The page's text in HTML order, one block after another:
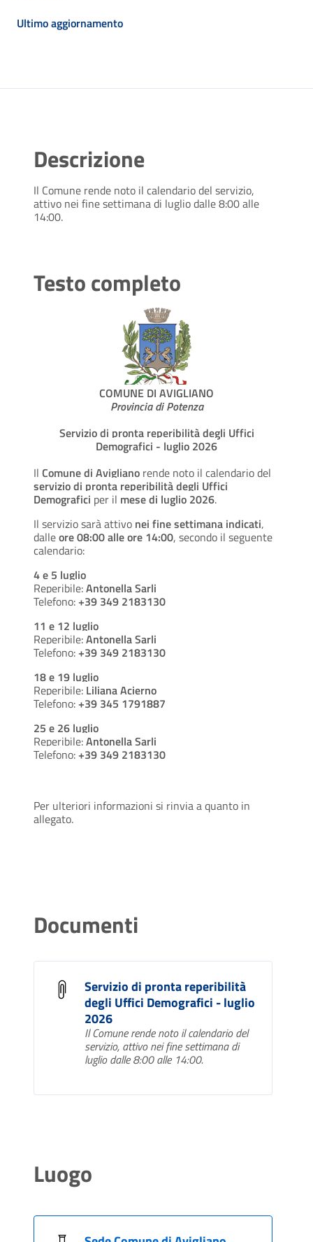
Ultimo aggiornamento
Descrizione
Il Comune rende noto il calendario del servizio,
attivo nei fine settimana di luglio dalle 8:00 alle
14:00.
Testo completo
COMUNE DI AVIGLIANO
Provincia di Potenza
Servizio di pronta reperibilità degli Uffici
Demografici - luglio 2026
Il Comune di Avigliano rende noto il calendario del
servizio di pronta reperibilità degli Uffici
Demografici per il mese di luglio 2026.
Il servizio sarà attivo nei fine settimana indicati,
dalleore 08:00 alle ore 14:00, secondo il seguente
calendario:
4 e 5 luglio
Reperibile:Antonella Sarli
Telefono:+39 349 2183130
11 e 12 luglio
Reperibile:Antonella Sarli
Telefono:+39 349 2183130
18 e 19 luglio
Reperibile: Liliana Acierno
Telefono:+39 345 1791887
25 e 26 luglio
Reperibile:Antonella Sarli
Telefono:+39 349 2183130
Per ulteriori informazioni si rinvia a quanto in
allegato.
Documenti
Servizio di pronta reperibilità
degli Uffici Demografici - luglio
2026
Il Comune rende noto il calendario del
servizio, attivo nei fine settimana di
luglio dalle 8:00 alle 14:00.
Luogo